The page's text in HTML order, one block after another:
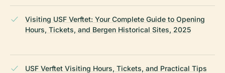
Visiting USF Verftet: Your Complete Guide to Opening
Hours, Tickets, and Bergen Historical Sites, 2025
USF Verftet Visiting Hours, Tickets, and Practical Tips